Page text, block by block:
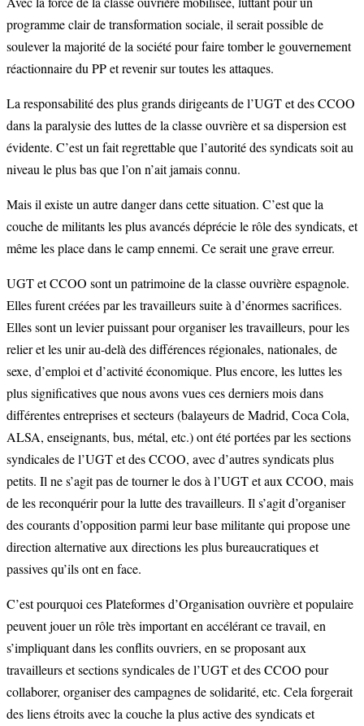
programme clair de transformation sociale, il serait possible de
soulever la majorité de la société pour faire tomber le gouvernement
réactionnaire du PP et revenir sur toutes les attaques.
La responsabilité des plus grands dirigeants de l’UGT et des CCOO
dans la paralysie des luttes de la classe ouvrière et sa dispersion est
évidente. C’est un fait regrettable que l’autorité des syndicats soit au
niveau le plus bas que l’on n’ait jamais connu.
Mais il existe un autre danger dans cette situation. C’est que la
couche de militants les plus avancés déprécie le rôle des syndicats, et
même les place dans le camp ennemi. Ce serait une grave erreur.
UGT et CCOO sont un patrimoine de la classe ouvrière espagnole.
Elles furent créées par les travailleurs suite à d’énormes sacrifices.
Elles sont un levier puissant pour organiser les travailleurs, pour les
relier et les unir au-delà des différences régionales, nationales, de
sexe, d’emploi et d’activité économique. Plus encore, les luttes les
plus significatives que nous avons vues ces derniers mois dans
différentes entreprises et secteurs (balayeurs de Madrid, Coca Cola,
ALSA, enseignants, bus, métal, etc.) ont été portées par les sections
syndicales de l’UGT et des CCOO, avec d’autres syndicats plus
petits. Il ne s’agit pas de tourner le dos à l’UGT et aux CCOO, mais
de les reconquérir pour la lutte des travailleurs. Il s’agit d’organiser
des courants d’opposition parmi leur base militante qui propose une
direction alternative aux directions les plus bureaucratiques et
passives qu’ils ont en face.
C’est pourquoi ces Plateformes d’Organisation ouvrière et populaire
peuvent jouer un rôle très important en accélérant ce travail, en
s’impliquant dans les conflits ouvriers, en se proposant aux
travailleurs et sections syndicales de l’UGT et des CCOO pour
collaborer, organiser des campagnes de solidarité, etc. Cela forgerait
des liens étroits avec la couche la plus active des syndicats et